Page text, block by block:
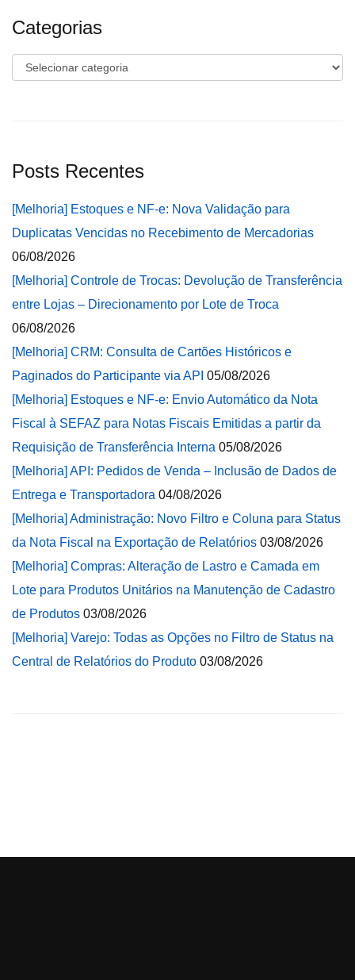
Categorias
Categorias
Posts Recentes
[Melhoria] Estoques e NF-e: Nova Validação para
Duplicatas Vencidas no Recebimento de Mercadorias
06/08/2026
[Melhoria] Controle de Trocas: Devolução de Transferência
entre Lojas – Direcionamento por Lote de Troca
06/08/2026
[Melhoria] CRM: Consulta de Cartões Históricos e
Paginados do Participante via API 05/08/2026
[Melhoria] Estoques e NF-e: Envio Automático da Nota
Fiscal à SEFAZ para Notas Fiscais Emitidas a partir da
Requisição de Transferência Interna 05/08/2026
[Melhoria] API: Pedidos de Venda – Inclusão de Dados de
Entrega e Transportadora 04/08/2026
[Melhoria] Administração: Novo Filtro e Coluna para Status
da Nota Fiscal na Exportação de Relatórios 03/08/2026
[Melhoria] Compras: Alteração de Lastro e Camada em
Lote para Produtos Unitários na Manutenção de Cadastro
de Produtos 03/08/2026
[Melhoria] Varejo: Todas as Opções no Filtro de Status na
Central de Relatórios do Produto 03/08/2026